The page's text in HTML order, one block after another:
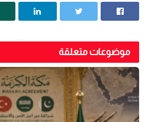
موضوعات متعلقة